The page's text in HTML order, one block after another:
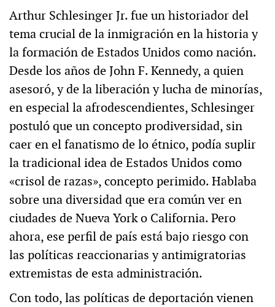
Arthur Schlesinger Jr. fue un historiador del
tema crucial de la inmigración en la historia y
la formación de Estados Unidos como nación.
Desde los años de John F. Kennedy, a quien
asesoró, y de la liberación y lucha de minorías,
en especial la afrodescendientes, Schlesinger
postuló que un concepto prodiversidad, sin
caer en el fanatismo de lo étnico, podía suplir
la tradicional idea de Estados Unidos como
«crisol de razas», concepto perimido. Hablaba
sobre una diversidad que era común ver en
ciudades de Nueva York o California. Pero
ahora, ese perfil de país está bajo riesgo con
las políticas reaccionarias y antimigratorias
extremistas de esta administración.
Con todo, las políticas de deportación vienen